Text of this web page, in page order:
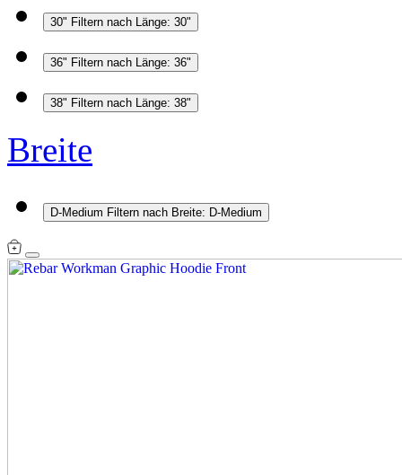
30" Filtern nach Länge: 30"
36" Filtern nach Länge: 36"
38" Filtern nach Länge: 38"
Breite
D-Medium Filtern nach Breite: D-Medium